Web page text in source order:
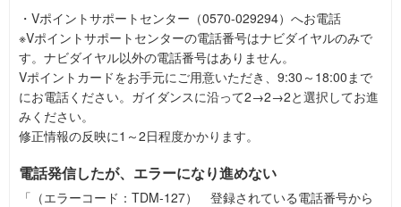
・Vポイントサポートセンター（0570-029294）へお電話
※Vポイントサポートセンターの電話番号はナビダイヤルのみで
す。ナビダイヤル以外の電話番号はありません。
Vポイントカードをお手元にご用意いただき、9:30～18:00まで
にお電話ください。ガイダンスに沿って2→2→2と選択してお進
みください。
修正情報の反映に1～2日程度かかります。
電話発信したが、エラーになり進めない
「（エラーコード：TDM-127） 登録されている電話番号から